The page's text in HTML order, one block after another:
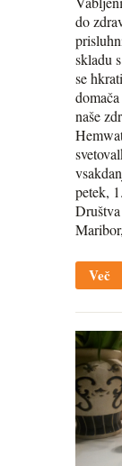
do
skladu
se
naše
petek,
Več